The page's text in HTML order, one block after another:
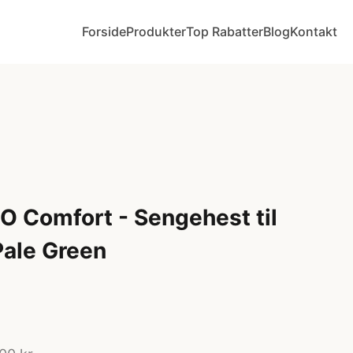
ForsideProdukterTop RabatterBlogKontakt
Comfort - Sengehest til
Green